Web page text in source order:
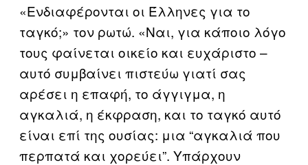
«Ενδιαφέρονται οι Έλληνες για το
ταγκό;» τον ρωτώ. «Ναι, για κάποιο λόγο
τους φαίνεται οικείο και ευχάριστο –
αυτό συμβαίνει πιστεύω γιατί σας
αρέσει η επαφή, το άγγιγμα, η
αγκαλιά, η έκφραση, και το ταγκό αυτό
είναι επί της ουσίας: μια “αγκαλιά που
περπατά και χορεύει”. Υπάρχουν